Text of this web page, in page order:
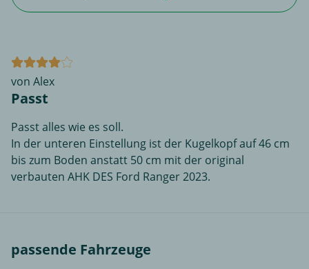
von Alex
Passt
Passt alles wie es soll.
In der unteren Einstellung ist der Kugelkopf auf 46 cm
bis zum Boden anstatt 50 cm mit der original
verbauten AHK DES Ford Ranger 2023.
passende Fahrzeuge